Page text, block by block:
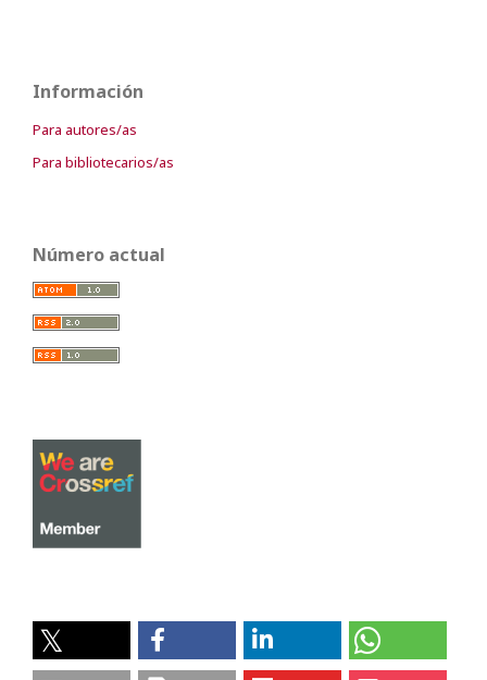
Información
Para autores/as
Para bibliotecarios/as
Número actual